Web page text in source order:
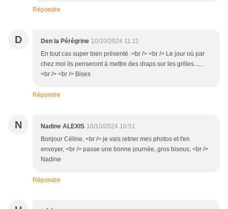
Répondre
D Den la Pérégrine 10/10/2024 11:11
En tout cas super bien présenté .<br /> <br /> Le jour où par
chez moi ils penseront à mettre des draps sur les grilles......
<br /> <br /> Bises
Répondre
N Nadine ALEXIS 10/10/2024 10:51
Bonjour Céline, <br /> je vais retrier mes photos et t'en
envoyer, <br /> passe une bonne journée, gros bisous, <br />
Nadine
Répondre